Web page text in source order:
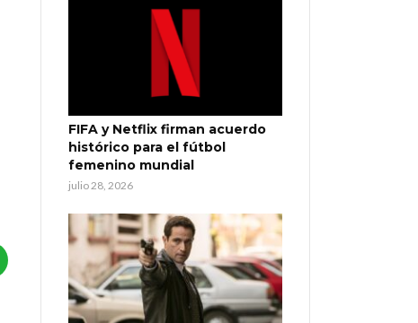
FIFA y Netflix firman acuerdo
histórico para el fútbol
femenino mundial
julio 28, 2026